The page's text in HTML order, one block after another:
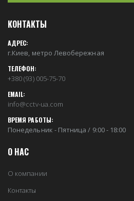
КОНТАКТЫ
АДРЕС:
г.Киев, метро Левобережная
ТЕЛЕФОН:
+380 (93) 005-75-70
EMAIL:
info@cctv-ua.com
ВРЕМЯ РАБОТЫ:
Понедельник - Пятница / 9:00 - 18:00
О НАС
О компании
Контакты